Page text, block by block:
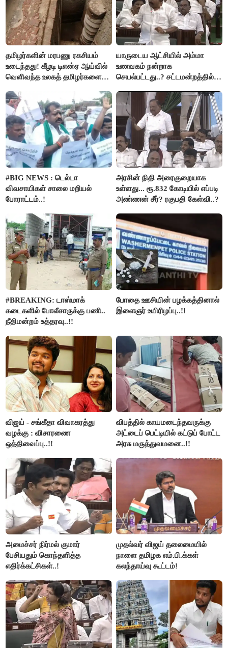
தமிழர்களின் மரபணு ரகசியம்
உடைந்தது! கீழடி டிஎன்ஏ ஆய்வில்
வெளிவந்த உலகத் தமிழர்களை
யாருடைய ஆட்சியில் அம்மா
உணவகம் நன்றாக
செயல்பட்டது..? சட்டமன்றத்தில்
#BIG NEWS : டெல்டா
விவசாயிகள் சாலை மறியல்
போராட்டம்..!
அரசின் நிதி அரைகுறையாக
உள்ளது... ரூ.832 கோடியில் எப்படி
அண்ணன் சீர்? ரகுபதி கேள்வி..?
#BREAKING: டாஸ்மாக்
கடைகளில் போலீசாருக்கு பணி..
நீதிமன்றம் உத்தரவு..!!
போதை ஊசியின் பழக்கத்தினால்
இளைஞர் உயிரிழப்பு..!!
விஜய் - சங்கீதா விவாகரத்து
வழக்கு : விசாரணை
ஒத்திவைப்பு..!!
விபத்தில் காயமடைந்தவருக்கு
அட்டைப் பெட்டியில் கட்டுப் போட்ட
அரசு மருத்துவமனை..!!
அமைச்சர் நிர்மல் குமார்
பேசியதும் கொந்தளித்த
எதிர்க்கட்சிகள்..!
முதல்வர் விஜய் தலைமையில்
நாளை தமிழக எம்.பி.க்கள்
கலந்தாய்வு கூட்டம்!